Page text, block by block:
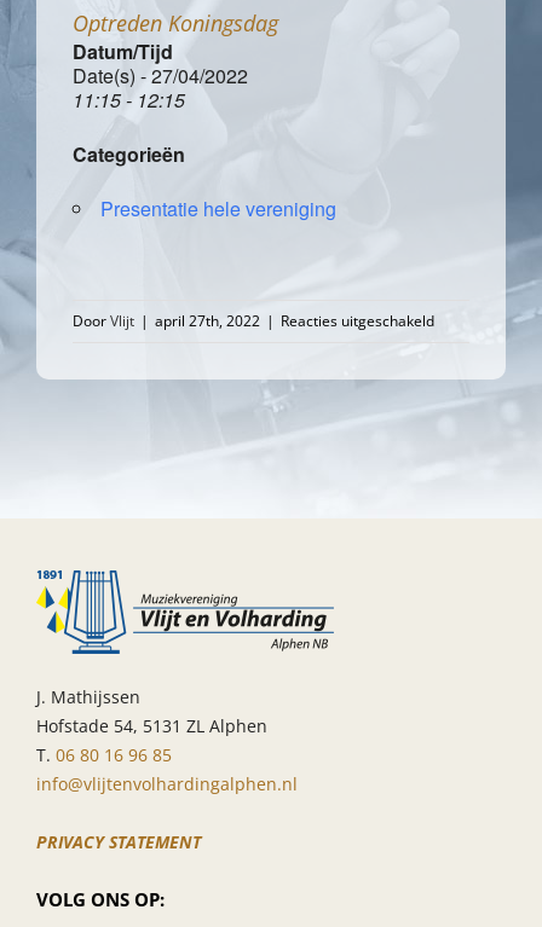
Optreden Koningsdag
Datum/Tijd
Date(s) - 27/04/2022
11:15 - 12:15
Categorieën
Presentatie hele vereniging
DoorVlijt | april 27th, 2022 | Reacties uitgeschakeldvoor
Koningsdag
J. Mathijssen
Hofstade 54, 5131 ZL Alphen
T. 06 80 16 96 85
info@vlijtenvolhardingalphen.nl
PRIVACY STATEMENT
VOLG ONS OP: